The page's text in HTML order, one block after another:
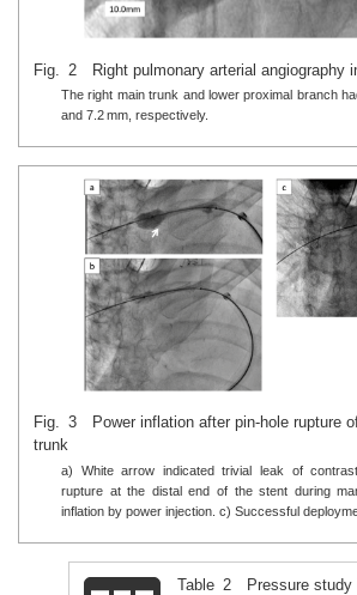
Fig. 2 Right pulmonary arterial angiography
The right main trunk and lower proximal branch
and 7.2 mm, respectively.
Fig. 3 Power inflation after pin-hole rupture
trunk
a) White arrow indicated trivial leak of
rupture at the distal end of the stent during
inflation by power injection. c) Successful
Table 2 Pressure study